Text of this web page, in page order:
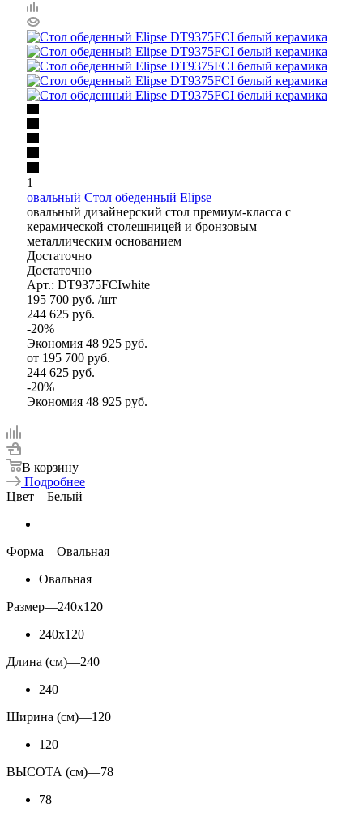
1
овальный Стол обеденный Elipse
овальный дизайнерский стол премиум-класса с
керамической столешницей и бронзовым
металлическим основанием
Достаточно
Достаточно
Арт.: DT9375FCIwhite
195 700 руб. /шт
244 625 руб.
-20%
Экономия 48 925 руб.
от 195 700 руб.
244 625 руб.
-20%
Экономия 48 925 руб.
В корзину
Подробнее
Цвет—Белый
Форма—Овальная
Овальная
Размер—240x120
240x120
Длина (см)—240
240
Ширина (см)—120
120
ВЫСОТА (см)—78
78